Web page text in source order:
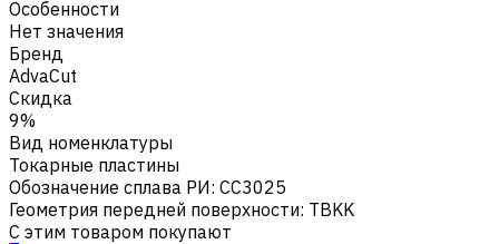
Особенности
Нет значения
Бренд
AdvaCut
Скидка
9%
Вид номенклатуры
Токарные пластины
Обозначение сплава РИ: CC3025
Геометрия передней поверхности: TBKK
С этим товаром покупают